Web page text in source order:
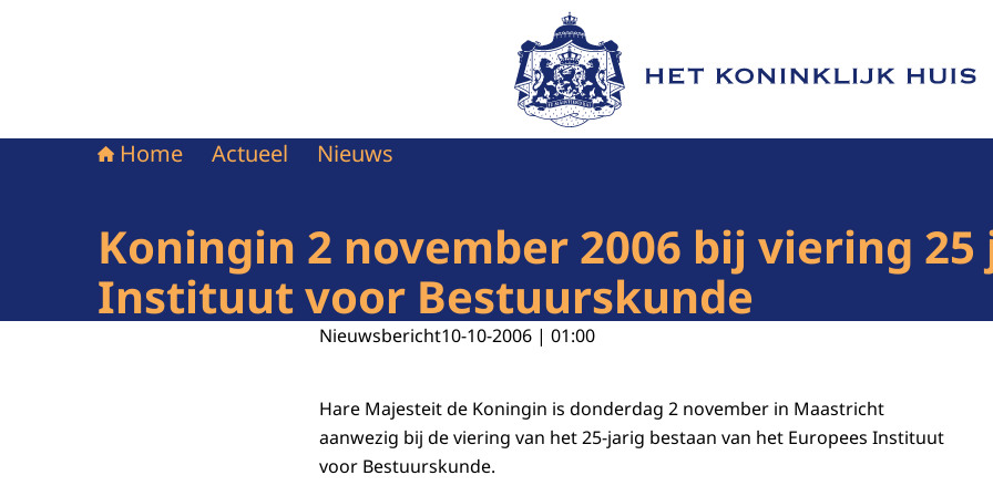
Naar de homepage van Het Koninklijk Huis
Home Actueel Nieuws
Koningin 2 november 2006 bij viering 25
Instituut voor Bestuurskunde
Nieuwsbericht10-10-2006 | 01:00
Hare Majesteit de Koningin is donderdag 2 november in Maastricht
aanwezig bij de viering van het 25-jarig bestaan van het Europees Instituut
voor Bestuurskunde.